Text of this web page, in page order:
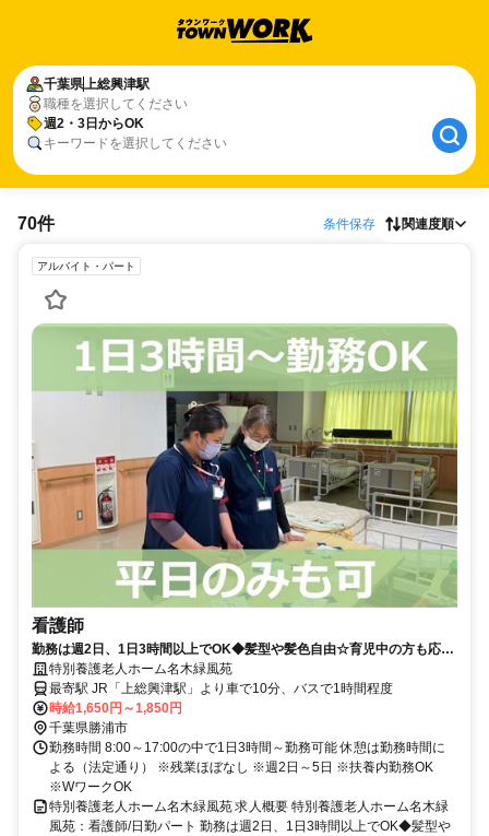
千葉県上総興津駅
職種を選択してください
週2・3日からOK
キーワードを選択してください
70件 条件保存 関連度順
アルバイト・パート
看護師
勤務は週2日、1日3時間以上でOK◆髪型や髪色自由☆育児中の方も応募
OK！ランチ1食200円！入職祝い金制度もあり☆ブランクのある方、復
職の方もOK！【勝浦市、上総興津駅、特養、看護師、日勤パート】※採
用強化中
特別養護老人ホーム名木緑風苑
最寄駅 JR「上総興津駅」より車で10分、バスで1時間程度
時給1,650円～1,850円
千葉県勝浦市
勤務時間 8:00～17:00の中で1日3時間～勤務可能 休憩は勤務時間に
よる（法定通り） ※残業ほぼなし ※週2日～5日 ※扶養内勤務OK
※WワークOK
特別養護老人ホーム名木緑風苑 求人概要 特別養護老人ホーム名木緑
風苑：看護師/日勤パート 勤務は週2日、1日3時間以上でOK◆髪型や